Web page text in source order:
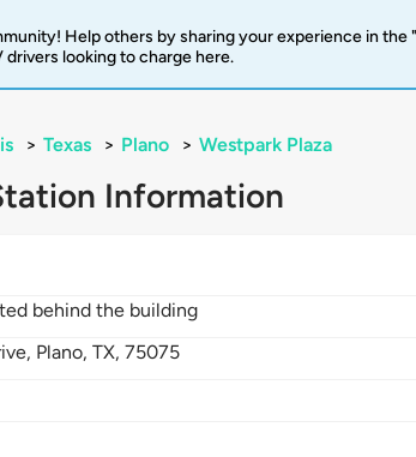
Help others by sharing your experience in
drivers looking to charge here.
> Texas > Plano > Westpark Plaza
Information
behind the building
Plano,TX,75075